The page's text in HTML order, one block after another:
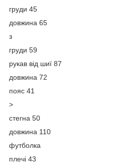
груди 45
довжина 65
з
груди 59
рукав від шиї 87
довжина 72
пояс 41
>
стегна 50
довжина 110
футболка
плечі 43